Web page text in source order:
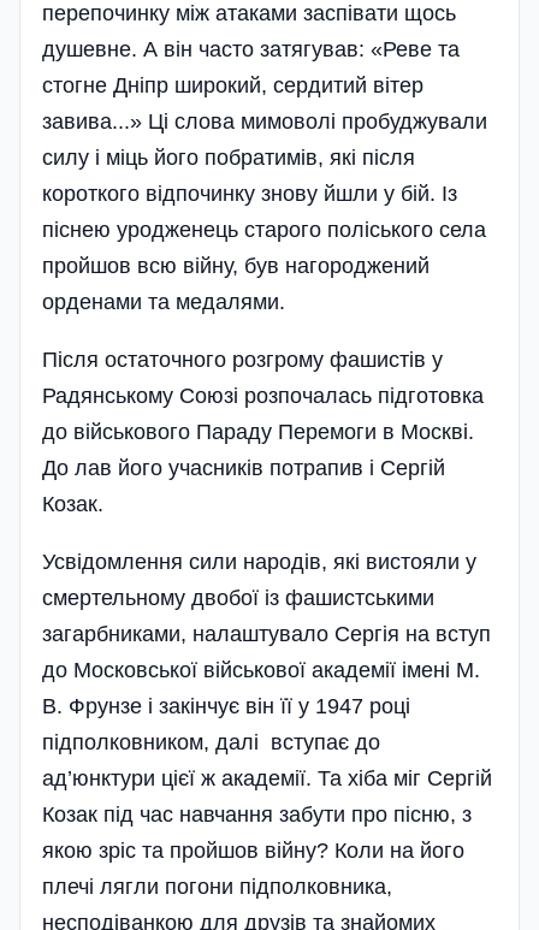
перепочинку між атаками заспівати щось
душевне. А він часто затягував: «Реве та
стогне Дніпр широкий, сердитий вітер
завива...» Ці слова мимоволі пробуджували
силу і міць його побрати­мів, які після
короткого відпочинку знову йшли у бій. Із
піснею уродженець старого поліського села
пройшов всю війну, був нагороджений
орденами та медалями.
Після остаточного розгрому фашистів у
Радянському Союзі розпочалась підготовка
до військового Параду Перемоги в Москві.
До лав його учасників потрапив і Сергій
Козак.
Усвідомлення сили народів, які вистояли у
смертельному двобої із фашистськими
загарбниками, налаштувало Сергія на вступ
до Московської військової академії імені М.
В. Фрунзе і закінчує він її у 1947 році
підполковником, далі вступає до
ад’юнктури цієї ж академії. Та хіба міг Сергій
Козак під час навчання забути про пісню, з
якою зріс та пройшов війну? Коли на його
плечі лягли погони підполковника,
несподіванкою для друзів та знайомих